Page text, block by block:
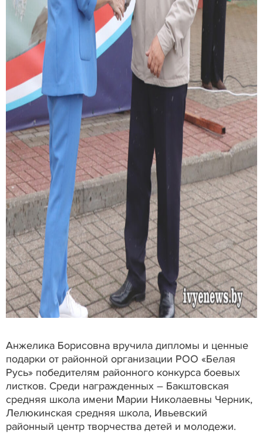
Анжелика Борисовна вручила дипломы и ценные
подарки от районной организации РОО «Белая
Русь» победителям районного конкурса боевых
листков. Среди награжденных – Бакштовская
средняя школа имени Марии Николаевны Черник,
Лелюкинская средняя школа, Ивьевский
районный центр творчества детей и молодежи.